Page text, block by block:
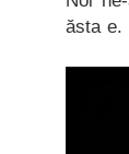
ăsta e.